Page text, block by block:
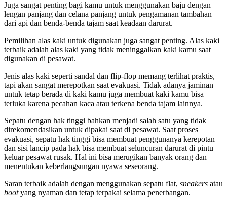
Juga sangat penting bagi kamu untuk menggunakan baju dengan
lengan panjang dan celana panjang untuk pengamanan tambahan
dari api dan benda-benda tajam saat keadaan darurat.
Pemilihan alas kaki untuk digunakan juga sangat penting. Alas kaki
terbaik adalah alas kaki yang tidak meninggalkan kaki kamu saat
digunakan di pesawat.
Jenis alas kaki seperti sandal dan flip-flop memang terlihat praktis,
tapi akan sangat merepotkan saat evakuasi. Tidak adanya jaminan
untuk tetap berada di kaki kamu juga membuat kaki kamu bisa
terluka karena pecahan kaca atau terkena benda tajam lainnya.
Sepatu dengan hak tinggi bahkan menjadi salah satu yang tidak
direkomendasikan untuk dipakai saat di pesawat. Saat proses
evakuasi, sepatu hak tinggi bisa membuat penggunanya kerepotan
dan sisi lancip pada hak bisa membuat seluncuran darurat di pintu
keluar pesawat rusak. Hal ini bisa merugikan banyak orang dan
menentukan keberlangsungan nyawa seseorang.
Saran terbaik adalah dengan menggunakan sepatu flat, sneakers atau
bootyang nyaman dan tetap terpakai selama penerbangan.